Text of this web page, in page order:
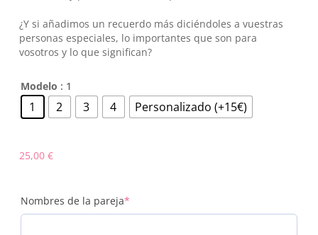
25,00 €
hasta
¿Y si añadimos un recuerdo más diciéndoles a vuestras
personas especiales, lo importantes que son para
vosotros y lo que significan?
Modelo : 1
1 2 3 4 Personalizado (+15€)
25,00 €
Nombres de la pareja*(required)